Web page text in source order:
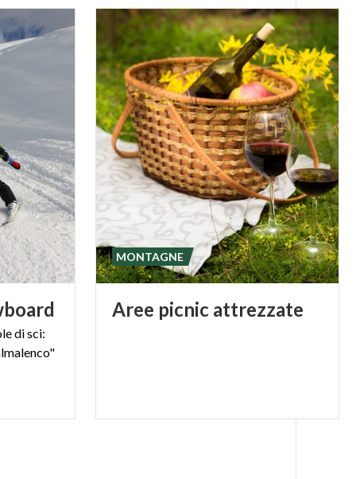
di sci:
Aree picnic attrezzate
MONTAGNE